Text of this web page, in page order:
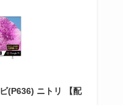
(P636) ニトリ 【配